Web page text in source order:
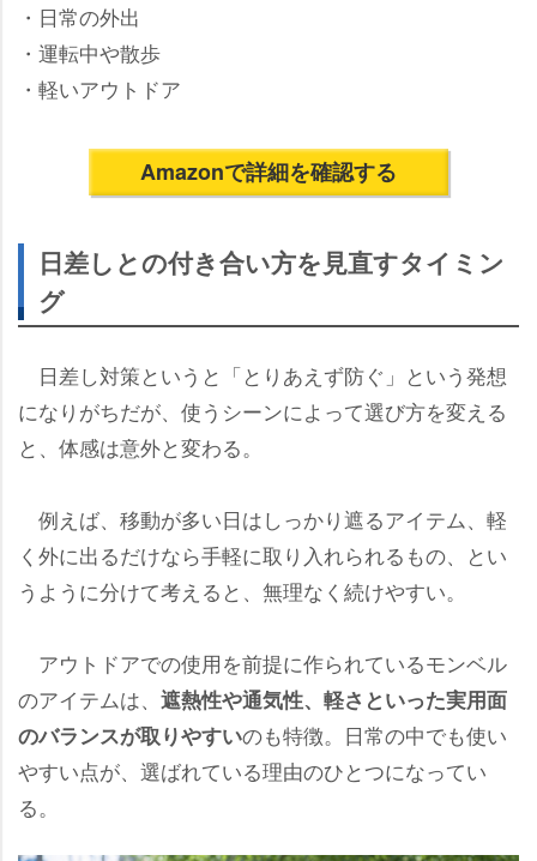
・日常の外出
・運転中や散歩
・軽いアウトドア
Amazonで詳細を確認する
日差しとの付き合い方を見直すタイミン
グ
日差し対策というと「とりあえず防ぐ」という発想
になりがちだが、使うシーンによって選び方を変える
と、体感は意外と変わる。
例えば、移動が多い日はしっかり遮るアイテム、軽
く外に出るだけなら手軽に取り入れられるもの、とい
うように分けて考えると、無理なく続けやすい。
アウトドアでの使用を前提に作られているモンベル
のアイテムは、 遮熱性や通気性、軽さといった実用面
のバランスが取りやすいのも特徴。日常の中でも使い
すい点が、選ばれている理由のひとつになってい
る。